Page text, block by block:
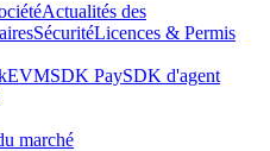
Actualités des
SécuritéLicences & Permis
SDK PaySDK d'agent
marché